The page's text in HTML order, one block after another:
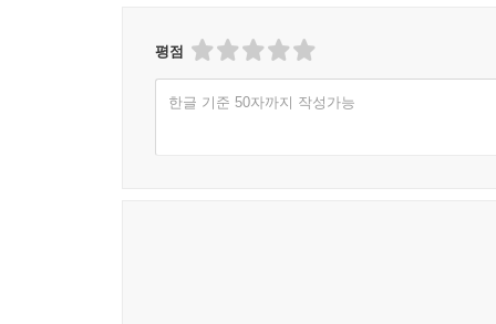
평점
한글 기준 50자까지 작성가능